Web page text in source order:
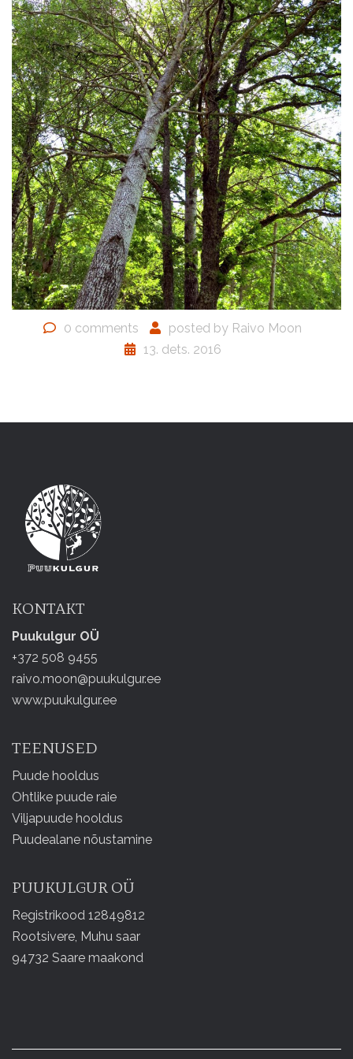
0 comments posted by Raivo Moon
13. dets. 2016
KONTAKT
Puukulgur OÜ
+372 508 9455
raivo.moon@puukulgur.ee
www.puukulgur.ee
TEENUSED
Puude hooldus
Ohtlike puude raie
Viljapuude hooldus
Puudealane nõustamine
PUUKULGUR OÜ
Registrikood 12849812
Rootsivere, Muhu saar
94732 Saare maakond